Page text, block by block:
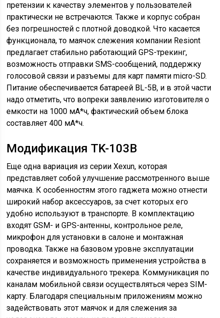
претензии к качеству элементов у пользователей
практически не встречаются. Также и корпус собран
без погрешностей с плотной доводкой. Что касается
функционала, то маячок слежения компании Resiont
предлагает стабильно работающий GPS-трекинг,
возможность отправки SMS-сообщений, поддержку
голосовой связи и разъемы для карт памяти micro-SD.
Питание обеспечивается батареей BL-5B, и в этой части
надо отметить, что вопреки заявлению изготовителя о
емкости на 1000 мА*ч, фактический объем блока
составляет 400 мА*ч.
Модификация TK-103B
Еще одна вариация из серии Xexun, которая
представляет собой улучшение рассмотренного выше
маячка. К особенностям этого гаджета можно отнести
широкий набор аксессуаров, за счет которых его
удобно используют в транспорте. В комплектацию
входят GSM- и GPS-антенны, контрольное реле,
микрофон для установки в салоне и монтажная
проводка. Также на базовом уровне эксплуатации
сохраняется и возможность применения устройства в
качестве индивидуального трекера. Коммуникация по
каналам мобильной связи осуществляться через SIM-
карту. Благодаря специальным приложениям можно
задействовать этот маячок и для слежения за